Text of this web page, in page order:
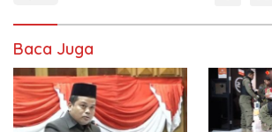
Baca Juga